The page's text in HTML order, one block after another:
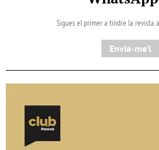
Sigues el primer a tindre la revista
Envia-me'l